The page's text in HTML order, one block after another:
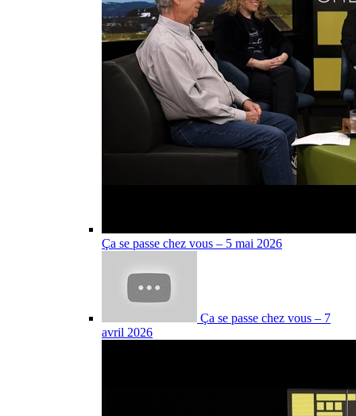
Ça se passe chez vous – 5 mai 2026
Ça se passe chez vous – 7
avril 2026